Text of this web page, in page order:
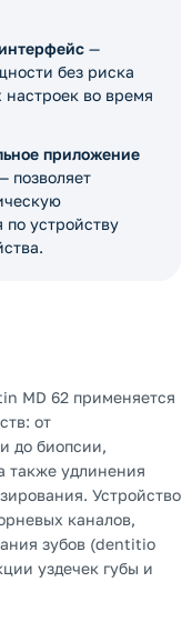
—
без риска
во время
приложение
позволяет
устройству
MD 62 применяется
от
до биопсии,
также удлинения
Устройство
каналов,
зубов (dentitio
уздечек губы и